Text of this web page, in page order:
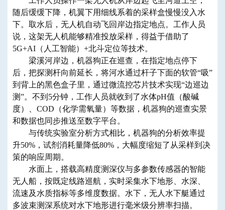
随后缓缓下降，机翼下用细线系着的采样盒慢慢没入水
下。取水后，无人机自动飞回岸边指定地点。工作人员
说，这架无人机能够精准投放采样，得益于借助了
5G+AI（人工智能）+北斗定位等技术。
梁溪河岸边，机器狗正在巡查，在指定地点停下
后，把探测杆向前延长，将河水通过杆子下面的软管“吸”
到背上的黑色盒子里，通过微流控芯片技术实现“边巡边
测”。不到5分钟，工作人员就收到了水体pH值（酸碱
度）、COD（化学需氧量）等数据，机器狗的巡查实景
和数据也同步推送至数字平台。
与传统实验室分析方式相比，机器狗的分析效率提
升50%，试剂消耗量降低80%，大幅度缩短了从采样到决
策的响应周期。
水面上，搭载高精度测深仪与多参数传感器的智能
无人船，按既定线路巡航，实时采集水下地形、水深、
流速及水质指标等多维度数据。水下，无人水下艇通过
多波束测深系统对水下地形进行毫米级分辨率扫描。